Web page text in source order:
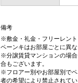
備考
※敷金・礼金・フリーレン
ペーンキはお部屋ごとに異な
※分譲賃貸マンションの場
合もございます。
※フロアー別やお部屋別で
者の希望により禁止されてい